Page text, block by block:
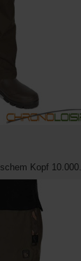
Kopf 10.000.